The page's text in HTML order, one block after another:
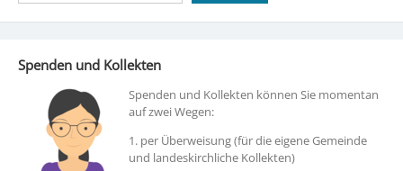
Spenden und Kollekten
Spenden und Kollekten können Sie momentan
auf zwei Wegen:
1. per Überweisung (für die eigene Gemeinde
und landeskirchliche Kollekten)